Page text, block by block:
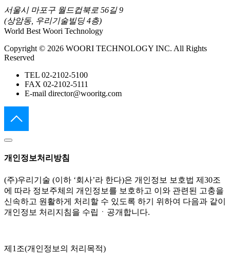
서울시 마포구 월드컵북로 56길 9
(상암동, 우리기술빌딩 4층)
World Best Woori Technology
Copyright © 2026 WOORI TECHNOLOGY INC. All Rights
Reserved
TEL 02-2102-5100
FAX 02-2102-5111
E-mail director@wooritg.com
개인정보처리방침
(주)우리기술 (이하 ‘회사’라 한다)은 개인정보 보호법 제30조
에 따라 정보주체의 개인정보를 보호하고 이와 관련된 고충을
신속하고 원활하게 처리할 수 있도록 하기 위하여 다음과 같이
개인정보 처리지침을 수립ㆍ공개합니다.
제1조(개인정보의 처리목적)